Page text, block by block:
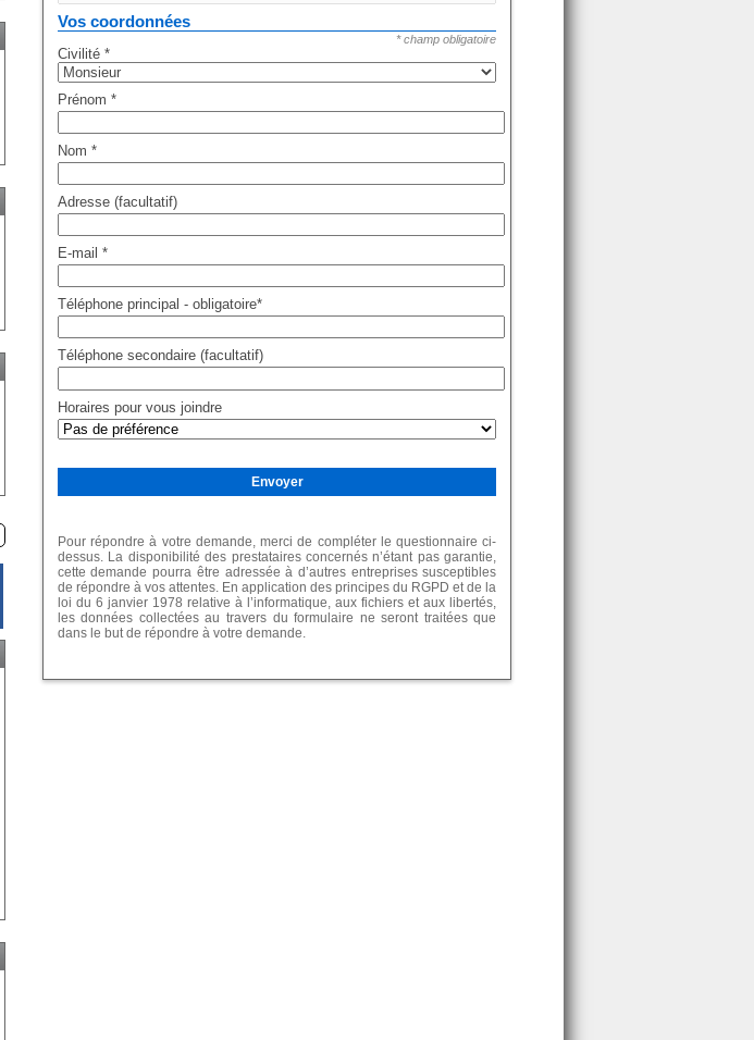
Vos coordonnées
* champ obligatoire
Civilité *
Prénom *
Nom *
Adresse (facultatif)
E-mail *
Téléphone principal - obligatoire*
Téléphone secondaire (facultatif)
Horaires pour vous joindre
Pour répondre à votre demande, merci de compléter le questionnaire ci-
dessus. La disponibilité des prestataires concernés n’étant pas garantie,
cette demande pourra être adressée à d’autres entreprises susceptibles
de répondre à vos attentes. En application des principes du RGPD et de la
loi du 6 janvier 1978 relative à l’informatique, aux fichiers et aux libertés,
les données collectées au travers du formulaire ne seront traitées que
dans le but de répondre à votre demande.